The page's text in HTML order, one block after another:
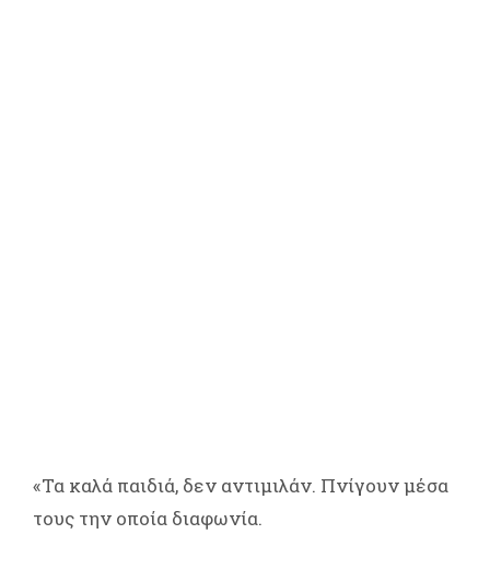
«Τα καλά παιδιά, δεν αντιμιλάν. Πνίγουν μέσα
τους την οποία διαφωνία.